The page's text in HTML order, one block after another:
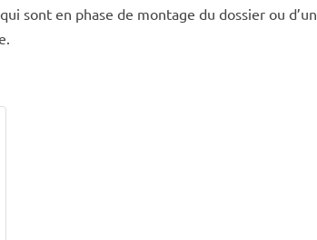
sont en phase de montage du dossier ou d’un